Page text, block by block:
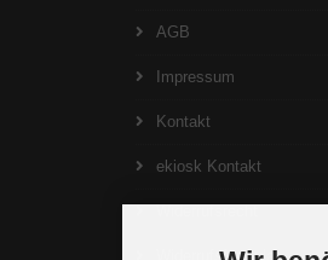
AGB
Impressum
Kontakt
ekiosk Kontakt
Widerrufsrecht
Widerrufsformular